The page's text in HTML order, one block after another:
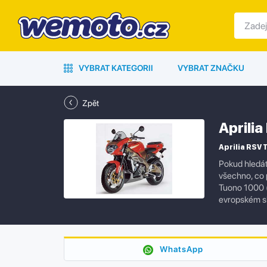
VYBRAT KATEGORII VYBRAT ZNAČKU
Zpět
Aprilia
Aprilia RSV
Pokud
všechno, co
Tuono 1000
evropském
WhatsApp